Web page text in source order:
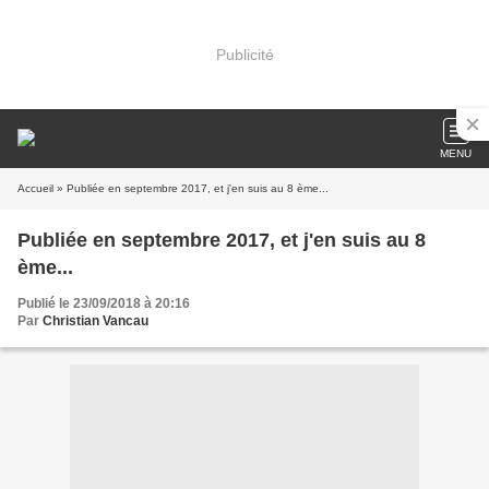
Publicité
MENU
Accueil » Publiée en septembre 2017, et j'en suis au 8 ème...
Publiée en septembre 2017, et j'en suis au 8
ème...
Publié le 23/09/2018 à 20:16
Par Christian Vancau